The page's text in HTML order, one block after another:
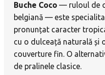
Buche Coco — ruloul de
belgiană — este
pronunțat caracter
cu o dulceață naturală și
couverture fin. O
de pralinele clasice.